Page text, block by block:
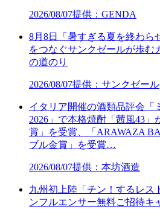
2026/08/07提供：GENDA
8月8日「暑すぎる夏を終わら
をつなぐサンクゼールが歩む
の道のり
2026/08/07提供：サンクゼール
イタリア開催の酒類品評会「
2026」で本格焼酎「茜風43」
賞」を受賞、「ARAWAZA
ブル金賞」を受賞…
2026/08/07提供：本坊酒造
九州初上陸「チン！するレス
ンフルエンサー無料ご招待キ